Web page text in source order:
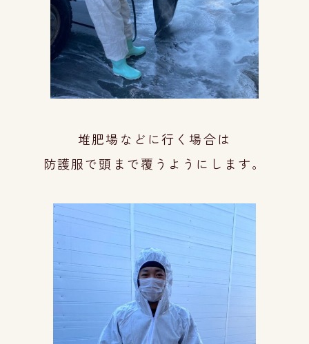
堆肥場などに行く場合は
防護服で頭まで覆うようにします。